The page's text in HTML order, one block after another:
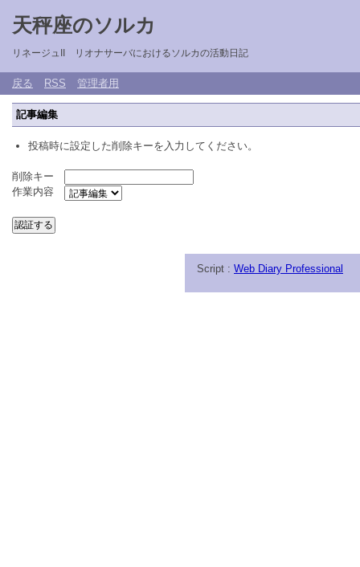
天秤座のソルカ
リネージュII リオナサーバにおけるソルカの活動日記
戻る RSS 管理者用
記事編集
投稿時に設定した削除キーを入力してください。
削除キー
作業内容
Script : Web Diary Professional